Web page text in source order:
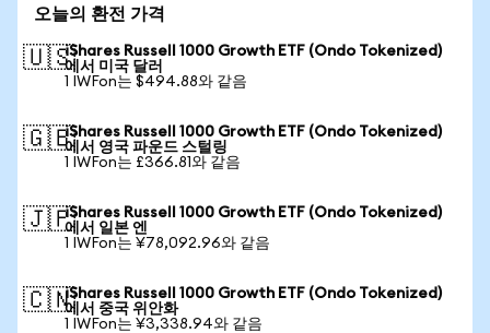
오늘의 환전 가격
🇺🇸iShares Russell 1000 Growth ETF (Ondo Tokenized)
에서 미국 달러
1 IWFon는 $494.88와 같음
🇬🇧iShares Russell 1000 Growth ETF (Ondo Tokenized)
에서 영국 파운드 스털링
1 IWFon는 £366.81와 같음
🇯🇵iShares Russell 1000 Growth ETF (Ondo Tokenized)
에서 일본 엔
1 IWFon는 ¥78,092.96와 같음
🇨🇳iShares Russell 1000 Growth ETF (Ondo Tokenized)
에서 중국 위안화
1 IWFon는 ¥3,338.94와 같음